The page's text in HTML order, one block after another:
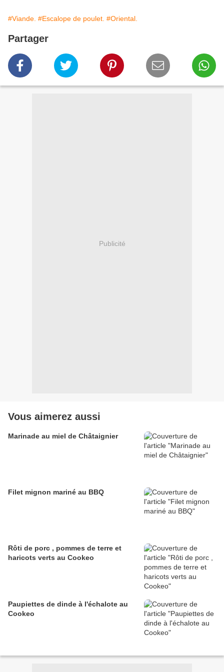
#Viande. #Escalope de poulet. #Oriental.
Partager
Publicité
Vous aimerez aussi
Marinade au miel de Châtaignier
Filet mignon mariné au BBQ
Rôti de porc , pommes de terre et
haricots verts au Cookeo
Paupiettes de dinde à l'échalote au
Cookeo